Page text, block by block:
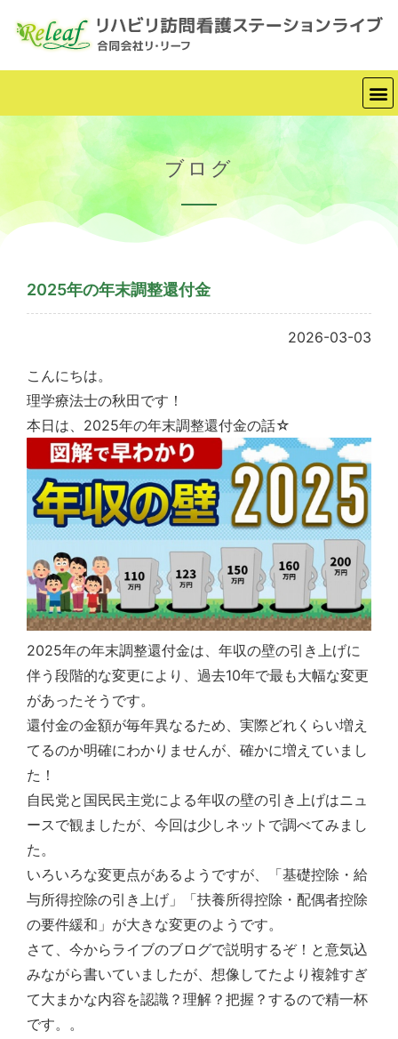
ブログ
2025年の年末調整還付金
2026-03-03
こんにちは。
理学療法士の秋田です！
本日は、2025年の年末調整還付金の話☆
2025年の年末調整還付金は、年収の壁の引き上げに
伴う段階的な変更により、過去10年で最も大幅な変更
があったそうです。
還付金の金額が毎年異なるため、実際どれくらい増え
てるのか明確にわかりませんが、確かに増えていまし
た！
自民党と国民民主党による年収の壁の引き上げはニュ
ースで観ましたが、今回は少しネットで調べてみまし
た。
いろいろな変更点があるようですが、「基礎控除・給
与所得控除の引き上げ」「扶養所得控除・配偶者控除
の要件緩和」が大きな変更のようです。
さて、今からライブのブログで説明するぞ！と意気込
みながら書いていましたが、想像してたより複雑すぎ
て大まかな内容を認識？理解？把握？するので精一杯
です。。